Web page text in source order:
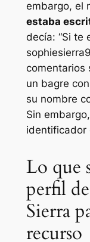
embargo, el
estaba
decía: “Si te
comentarios
un bagre
su nombre
Sin
identificador
Lo que
perfil
Sierra
recurso